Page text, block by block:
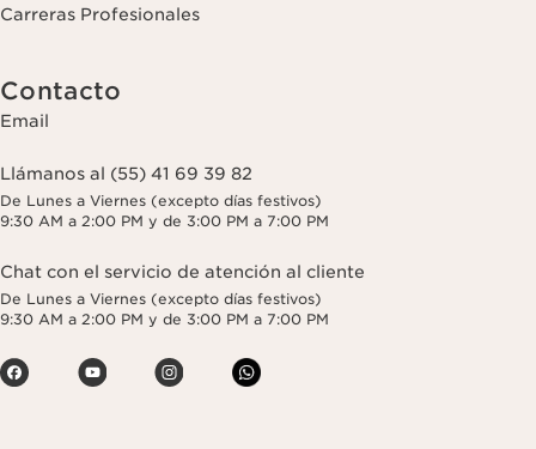
Carreras Profesionales
Contacto
Email
Llámanos al (55) 41 69 39 82
De Lunes a Viernes (excepto días festivos)
9:30 AM a 2:00 PM y de 3:00 PM a 7:00 PM
Chat con el servicio de atención al cliente
De Lunes a Viernes (excepto días festivos)
9:30 AM a 2:00 PM y de 3:00 PM a 7:00 PM